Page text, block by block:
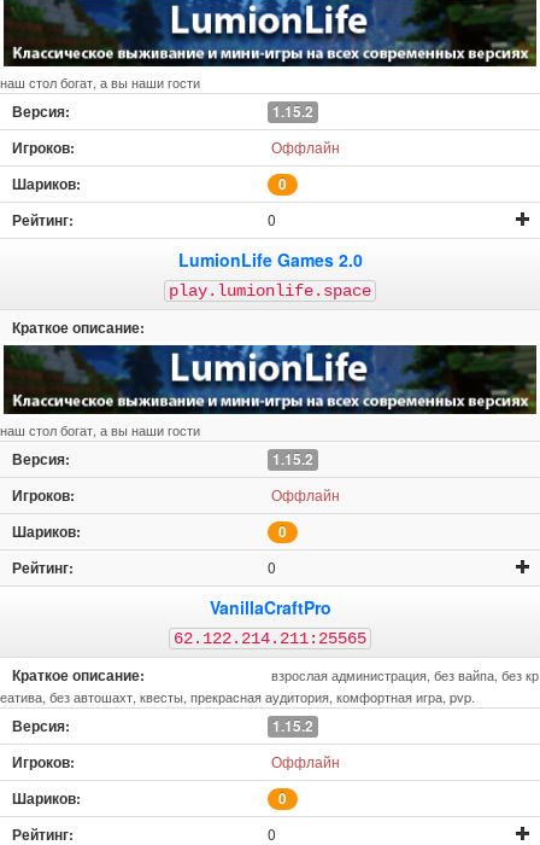
наш стол богат, а вы наши гости
1.15.2
Оффлайн
0
0
LumionLife Games 2.0
play.lumionlife.space
наш стол богат, а вы наши гости
1.15.2
Оффлайн
0
0
VanillaCraftPro
62.122.214.211:25565
взрослая администрация, без вайпа, без кр
еатива, без автошахт, квесты, прекрасная аудитория, комфортная игра, pvp.
1.15.2
Оффлайн
0
0